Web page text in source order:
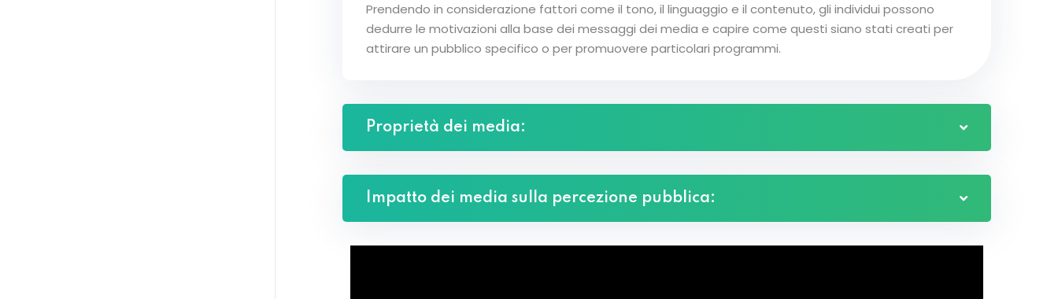
Prendendo in considerazione fattori come il tono, il linguaggio e il contenuto, gli individui possono
dedurre le motivazioni alla base dei messaggi dei media e capire come questi siano stati creati per
attirare un pubblico specifico o per promuovere particolari programmi.
Proprietà dei media:
Impatto dei media sulla percezione pubblica: